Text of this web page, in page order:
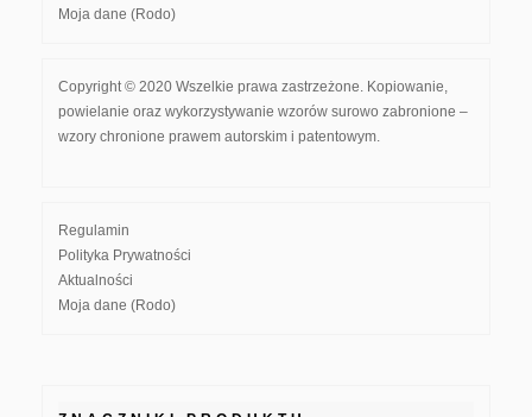
Moja dane (Rodo)
Copyright © 2020 Wszelkie prawa zastrzeżone. Kopiowanie,
powielanie oraz wykorzystywanie wzorów surowo zabronione –
wzory chronione prawem autorskim i patentowym.
Regulamin
Polityka Prywatności
Aktualności
Moja dane (Rodo)